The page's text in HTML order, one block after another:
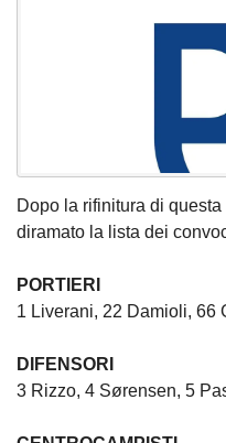
Dopo la rifinitura di
diramato la lista dei
PORTIERI
1 Liverani, 22 Damioli, 66
DIFENSORI
3 Rizzo, 4 Sørensen, 5